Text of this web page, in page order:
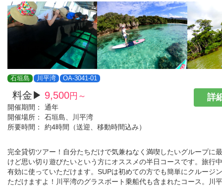
石垣島 川平湾 OA-3041-01
料金▶ 9,500円～
開催期間：
通年
開催場所：
石垣島、川平湾
所要時間：
約4時間（送迎、移動時間込み）
詳
完全貸切ツアー！自分たちだけで気兼ねなく満喫したいグループに
けど思い切り遊びたいという方にオススメの半日コースです。旅行
有効に使っていただけます。SUPは初めての方でも簡単にクルージ
ただけますよ！川平湾のグラスボート乗船代も含まれたコース。川